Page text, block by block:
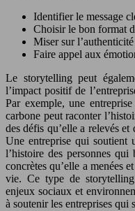
Identifier le message
Choisir le bon format
Miser sur
Faire appel aux
Le storytelling peut
l’impact positif de
Par exemple, une
carbone peut raconter
des défis qu’elle a relevés et
Une entreprise qui soutient
l’histoire des personnes
concrètes qu’elle a menées
vie. Ce type de
enjeux sociaux et
à soutenir les entreprises qui